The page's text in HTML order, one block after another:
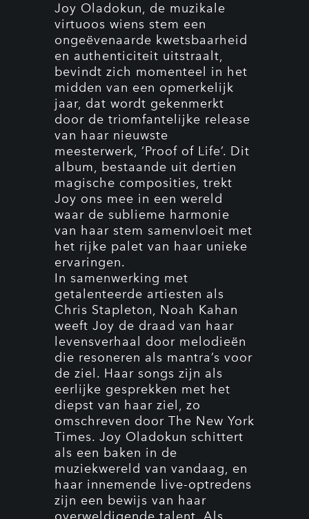
Joy Oladokun, de muzikale
virtuoos wiens stem een
ongeëvenaarde kwetsbaarheid
en authenticiteit uitstraalt,
bevindt zich momenteel in het
midden van een opmerkelijk
jaar, dat wordt gekenmerkt
door de triomfantelijke release
van haar nieuwste
meesterwerk, ‘Proof of Life’. Dit
album, bestaande uit dertien
magische composities, trekt
Joy ons mee in een wereld
waar de sublieme harmonie
van haar stem samenvloeit met
het rijke palet van haar unieke
ervaringen.
In samenwerking met
getalenteerde artiesten als
Chris Stapleton, Noah Kahan
weeft Joy de draad van haar
levensverhaal door melodieën
die resoneren als mantra’s voor
de ziel. Haar songs zijn als
eerlijke gesprekken met het
diepst van haar ziel, zo
omschreven door The New York
Times. Joy Oladokun schittert
als een baken in de
muziekwereld van vandaag, en
haar innemende live-optredens
zijn een bewijs van haar